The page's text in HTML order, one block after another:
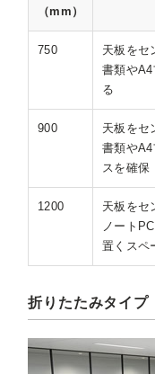
（mm）
750
天板をセ
書類やA4
る
900
天板をセ
書類やA4
スを確保
1200
天板をセ
ノート
置くスペ
折りたたみタイプ